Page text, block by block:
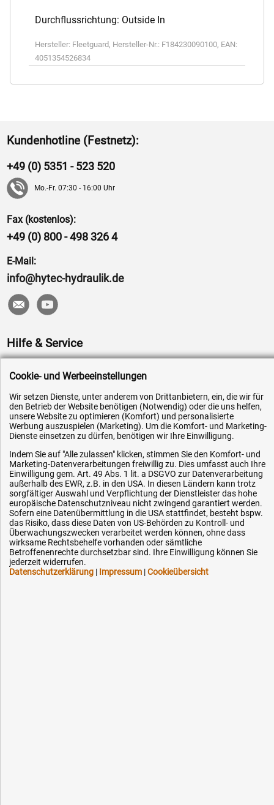
Durchflussrichtung: Outside In
Hersteller: Fleetguard , Hersteller-Nr.: F184230090100, EAN:
4051354526834
Kundenhotline (Festnetz):
+49 (0) 5351 - 523 520
Mo.-Fr. 07:30 - 16:00 Uhr
Fax (kostenlos):
+49 (0) 800 - 498 326 4
E-Mail:
info@hytec-hydraulik.de
Hilfe & Service
Service
AGB / Widerrufsrecht
Datenschutz
Impressum
Karriere
OEM-Ersatzteile
Technik-Hilfe
Downloads
Kontakt
Cookie- und Werbeeinstellungen
Wir setzen Dienste, unter anderem von Drittanbietern, ein, die wir für
den Betrieb der Website benötigen (Notwendig) oder die uns helfen,
unsere Website zu optimieren (Komfort) und personalisierte
Werbung auszuspielen (Marketing). Um die Komfort- und Marketing-
Dienste einsetzen zu dürfen, benötigen wir Ihre Einwilligung.
Indem Sie auf "Alle zulassen" klicken, stimmen Sie den Komfort- und
Marketing-Datenverarbeitungen freiwillig zu. Dies umfasst auch Ihre
Einwilligung gem. Art. 49 Abs. 1 lit. a DSGVO zur Datenverarbeitung
außerhalb des EWR, z.B. in den USA. In diesen Ländern kann trotz
sorgfältiger Auswahl und Verpflichtung der Dienstleister das hohe
europäische Datenschutzniveau nicht zwingend garantiert werden.
Sofern eine Datenübermittlung in die USA stattfindet, besteht bspw.
das Risiko, dass diese Daten von US-Behörden zu Kontroll- und
Überwachungszwecken verarbeitet werden können, ohne dass
wirksame Rechtsbehelfe vorhanden oder sämtliche
Betroffenenrechte durchsetzbar sind. Ihre Einwilligung können Sie
jederzeit widerrufen.
Datenschutzerklärung | Impressum |Cookieübersicht